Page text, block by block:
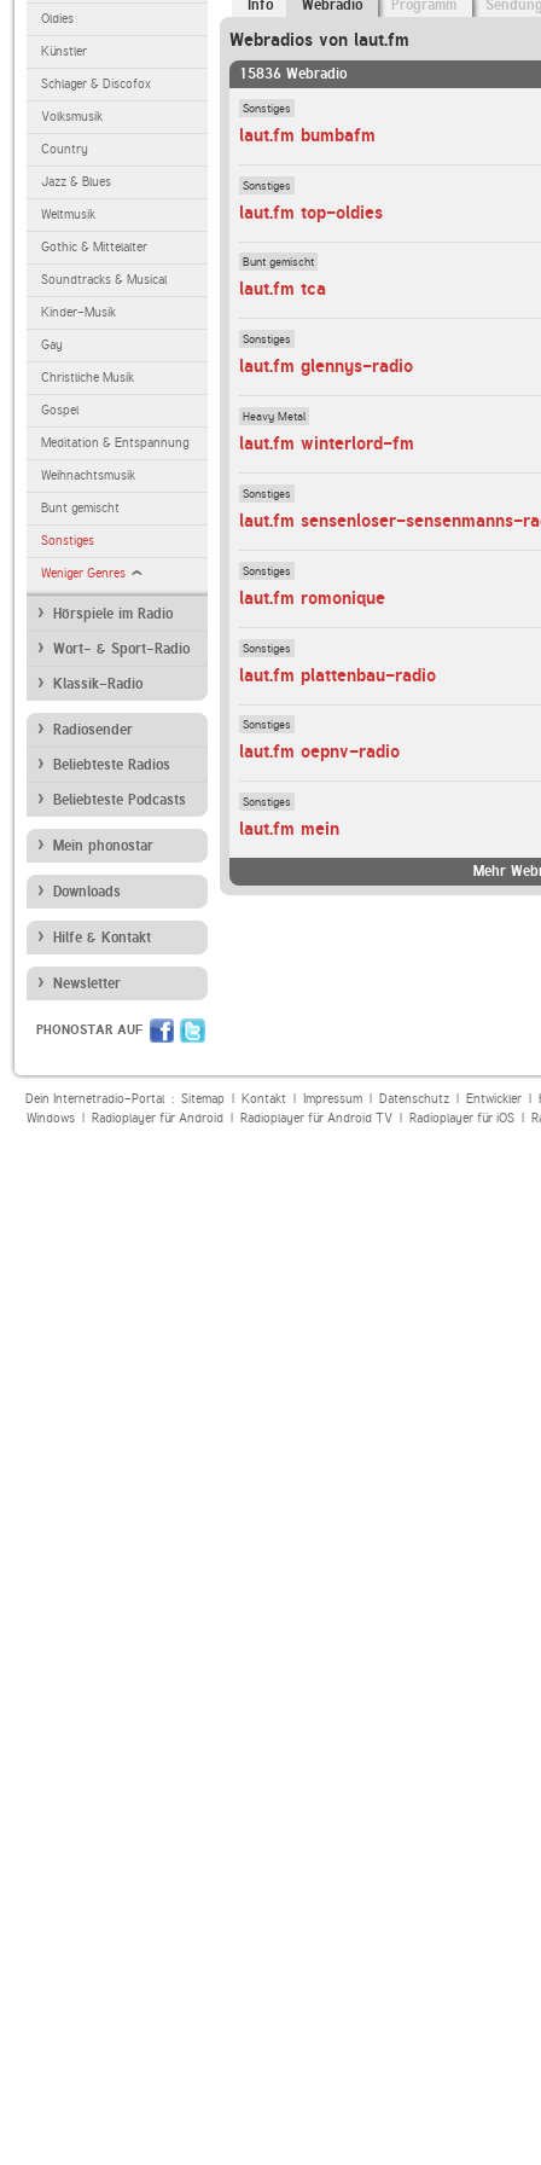
Oldies
Künstler
Schlager & Discofox
Volksmusik
Country
Jazz & Blues
Weltmusik
Gothic & Mittelalter
Soundtracks & Musical
Kinder-Musik
Gay
Christliche Musik
Gospel
Meditation & Entspannung
Weihnachtsmusik
Bunt gemischt
Sonstiges
Weniger Genres
Hörspiele im Radio
Wort- & Sport-Radio
Klassik-Radio
Radiosender
Beliebteste Radios
Beliebteste Podcasts
Mein phonostar
Downloads
Hilfe & Kontakt
Newsletter
PHONOSTAR AUF
Info Webradio Programm
Webradios von laut.fm
15836 Webradio
Sonstiges
laut.fm bumbafm
Sonstiges
laut.fm top-oldies
Bunt gemischt
laut.fm tca
Sonstiges
laut.fm glennys-radio
Heavy Metal
laut.fm winterlord-fm
Sonstiges
laut.fm sensenloser-sensenmanns-
Sonstiges
laut.fm romonique
Sonstiges
laut.fm plattenbau-radio
Sonstiges
laut.fm oepnv-radio
Sonstiges
laut.fm mein
Mehr
Dein Internetradio-Portal : Sitemap| Kontakt| Impressum| Datenschutz| Entwickler|
Windows| Radioplayer für Android| Radioplayer für Android TV| Radioplayer für iOS|